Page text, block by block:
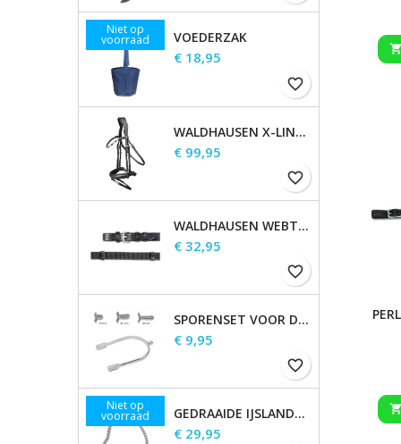
Niet op
voorraad VOEDERZAK
Prijs
€ 18,95
favorite_border
WALDHAUSEN X-LINE HOOFDSTEL GOLDHEART
Prijs
€ 99,95
favorite_border
WALDHAUSEN WEBTEUGELS, EXTRA LANG
Prijs
€ 32,95
favorite_border
SPORENSET VOOR DAMES EN HEREN
Prijs
€ 9,95
favorite_border
Niet op
voorraad GEDRAAIDE IJSLANDSE STIJGBEUGELS
Prijs
€ 29,95

